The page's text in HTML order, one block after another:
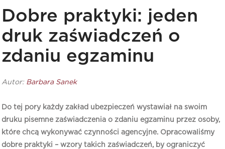
Dobre praktyki: jeden
druk zaświadczeń o
zdaniu egzaminu
Autor: Barbara Sanek
Do tej pory każdy zakład ubezpieczeń wystawiał na swoim
druku pisemne zaświadczenia o zdaniu egzaminu przez osoby,
które chcą wykonywać czynności agencyjne. Opracowaliśmy
dobre praktyki – wzory takich zaświadczeń, by ograniczyć